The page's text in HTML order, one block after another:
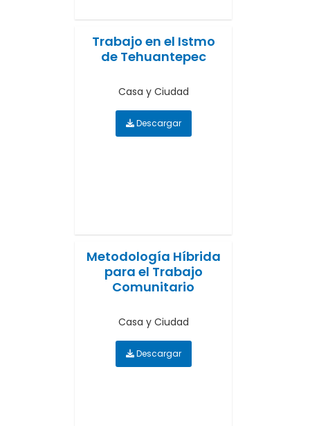
Trabajo en el Istmo
de Tehuantepec
Casa y Ciudad
Descargar
Metodología Híbrida
para el Trabajo
Comunitario
Casa y Ciudad
Descargar